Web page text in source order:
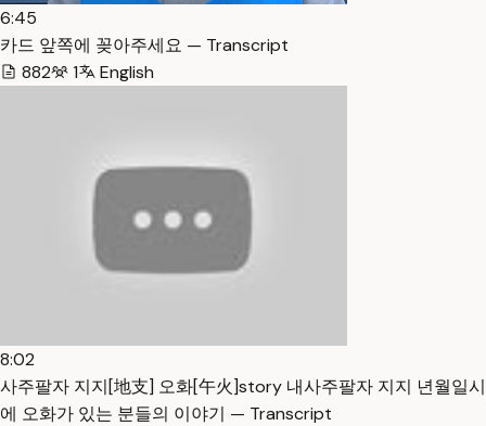
6:45
카드 앞쪽에 꽂아주세요 — Transcript
882
1 English
8:02
사주팔자 지지[地支] 오화[午火]story 내사주팔자 지지 년월일시
에 오화가 있는 분들의 이야기 — Transcript